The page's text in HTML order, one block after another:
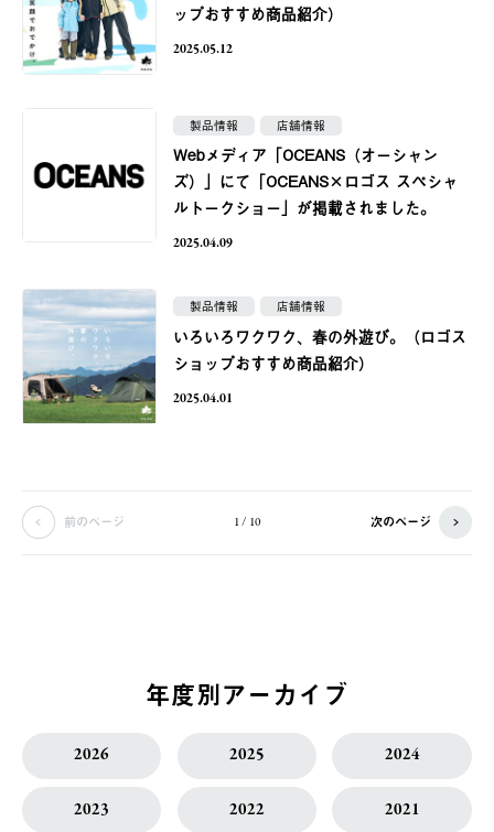
ップおすすめ商品紹介）
2025.05.12
製品情報 店舗情報
Webメディア「OCEANS（オーシャン
ズ）」にて「OCEANS×ロゴス スペシャ
ルトークショー」が掲載されました。
2025.04.09
製品情報 店舗情報
いろいろワクワク、春の外遊び。（ロゴス
ショップおすすめ商品紹介）
2025.04.01
前のページ 1 / 10 次のページ
年度別アーカイブ
2026 2025 2024
2023 2022 2021